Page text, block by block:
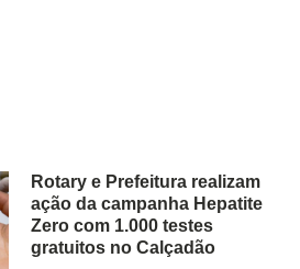
Rotary e Prefeitura realizam
ação da campanha Hepatite
Zero com 1.000 testes
gratuitos no Calçadão